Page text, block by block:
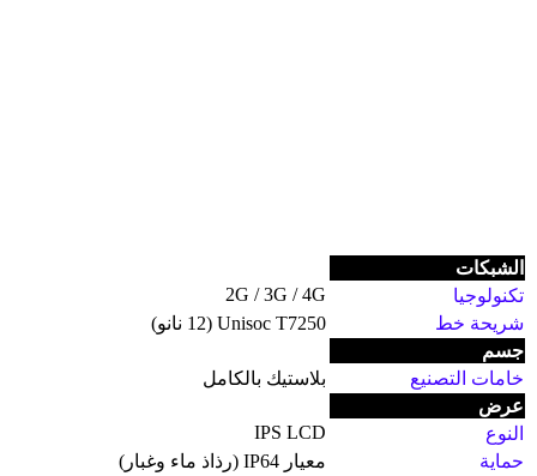
الشبكات
تكنولوجيا
2G / 3G / 4G
شريحة خط
Unisoc T7250 (12 نانو)
جسم
خامات التصنيع
بلاستيك بالكامل
عرض
النوع
IPS LCD
حماية
معيار IP64 (رذاذ ماء وغبار)